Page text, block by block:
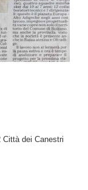
Città dei Canestri